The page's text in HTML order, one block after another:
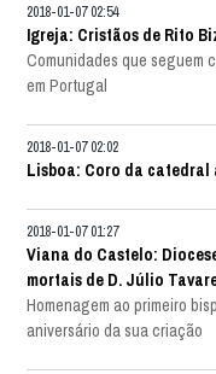
2018-01-07 02:54
Igreja: Cristãos de Rito
Comunidades que seguem
em Portugal
2018-01-07 02:02
Lisboa: Coro da catedral
2018-01-07 01:27
Viana do Castelo:
mortais de D. Júlio
Homenagem ao primeiro
aniversário da sua criação